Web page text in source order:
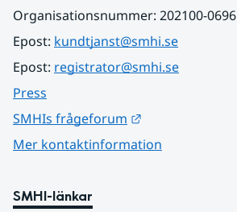
Organisationsnummer: 202100-0696
Epost: kundtjanst@smhi.se
Epost: registrator@smhi.se
Press
SMHIs frågeforum
Mer kontaktinformation
SMHI-länkar